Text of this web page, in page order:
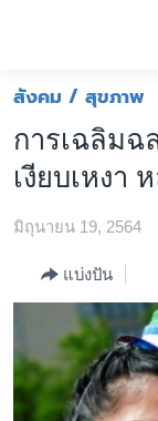
ต่อ
ไป
เนื้อหา
ข้าม
ข้าม
ไป
โลก
เอเชีย
สหรัฐฯ
ไทย
วิทยาศาสตร์
สังคมและสุขภาพ
สังคม / สุขภาพ
การเฉลิมฉ
เงียบเหงา
มิถุนายน 19, 2564
แบ่งปัน